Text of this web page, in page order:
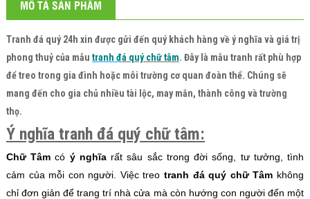
MÔ TẢ SẢN PHẨM
Tranh đá quý 24h xin được gửi đến quý khách hàng về ý nghĩa và giá trị
phong thuỷ của mẫu tranh đá quý chữ tâm. Đây là mẫu tranh rất phù hợp
để treo trong gia đình hoặc môi trường cơ quan đoàn thể. Chúng sẽ
mang đến cho gia chủ nhiều tài lộc, may mắn, thành công và trường
thọ.
Ý nghĩa tranh đá quý chữ tâm:
Chữ Tâm có ý nghĩarất sâu sắc trong đời sống, tư tưởng, tình
cảm của mỗi con người. Việc treotranh đá quý chữ Tâm không
chỉ đơn giản để trang trí nhà cửa mà còn hướng con người đến một